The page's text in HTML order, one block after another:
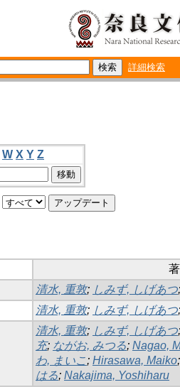
詳細検索
W X Y Z
清水, 重敦; しみず, しげあつ;
清水, 重敦; しみず, しげあつ;
清水, 重敦; しみず, しげあつ;
充; ながお, みつる; Nagao,
わ, まいこ; Hirasawa, Maiko;
はる; Nakajima, Yoshiharu